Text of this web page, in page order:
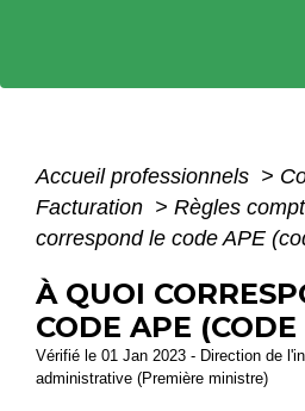
Accueil professionnels >
Facturation > Règles
correspond le code APE
À QUOI
CODE APE
Vérifié le 01 Jan 2023 - Direction de
administrative (Première ministre)